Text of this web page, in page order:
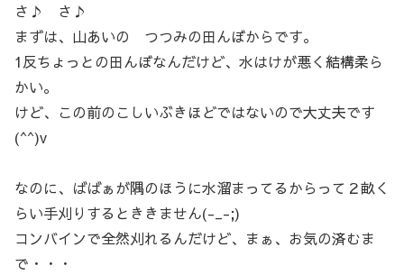
さ♪ さ♪
まずは、山あいの つつみの田んぼからです。
1反ちょっとの田んぼなんだけど、水はけが悪く結構柔ら
かい。
けど、この前のこしいぶきほどではないので大丈夫です
(^^)v
なのに、ばばぁが隅のほうに水溜まってるからって２畝く
らい手刈りするとききません(-_-;)
コンバインで全然刈れるんだけど、まぁ、お気の済むま
で・・・